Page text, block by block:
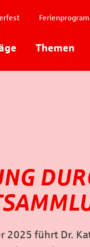
Themen
2025 führt Dr.